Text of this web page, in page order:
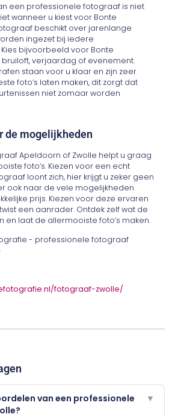
een professionele fotograaf is niet
wanneer u kiest voor Bonte
beschikt over jarenlange
ingezet bij iedere
bijvoorbeeld voor Bonte
verjaardag of evenement.
staan voor u klaar en zijn zeer
foto’s laten maken, dit zorgt dat
niet zomaar worden
de mogelijkheden
Apeldoorn of Zwolle helpt u graag
foto’s. Kiezen voor een echt
loont zich, hier krijgt u zeker geen
ook naar de vele mogelijkheden
prijs. Kiezen voor deze ervaren
een aanrader. Ontdek zelf wat de
en laat de allermooiste foto’s maken.
fotograaf-zwolle/
van een professionele
▼